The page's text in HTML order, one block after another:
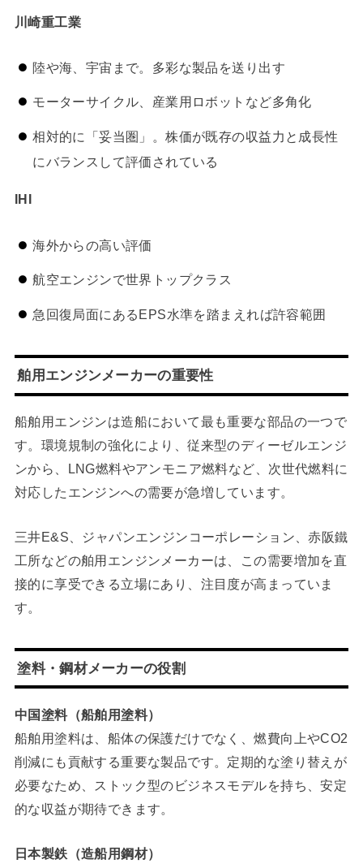
川崎重工業
陸や海、宇宙まで。多彩な製品を送り出す
モーターサイクル、産業用ロボットなど多角化
相対的に「妥当圏」。株価が既存の収益力と成長性
にバランスして評価されている
IHI
海外からの高い評価
航空エンジンで世界トップクラス
急回復局面にあるEPS水準を踏まえれば許容範囲
舶用エンジンメーカーの重要性
船舶用エンジンは造船において最も重要な部品の一つで
す。環境規制の強化により、従来型のディーゼルエンジ
ンから、LNG燃料やアンモニア燃料など、次世代燃料に
対応したエンジンへの需要が急増しています。
三井E&S、ジャパンエンジンコーポレーション、赤阪鐵
工所などの舶用エンジンメーカーは、この需要増加を直
接的に享受できる立場にあり、注目度が高まっていま
す。
塗料・鋼材メーカーの役割
中国塗料（船舶用塗料）
船舶用塗料は、船体の保護だけでなく、燃費向上やCO2
削減にも貢献する重要な製品です。定期的な塗り替えが
必要なため、ストック型のビジネスモデルを持ち、安定
的な収益が期待できます。
日本製鉄（造船用鋼材）